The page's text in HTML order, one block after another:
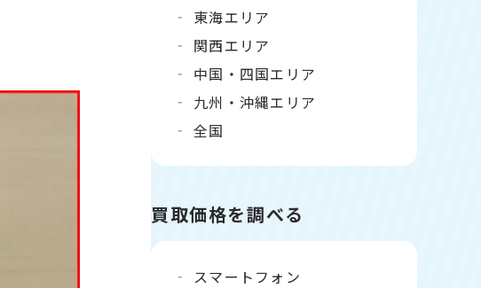
東海エリア
関西エリア
中国・四国エリア
九州・沖縄エリア
全国
買取価格を調べる
スマートフォン